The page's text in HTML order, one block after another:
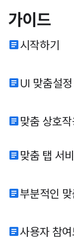
가이드
article시작하기
article UI 맞춤설정
article 맞춤 상호
article 맞춤 탭 서
article부분적인
article사용자 참